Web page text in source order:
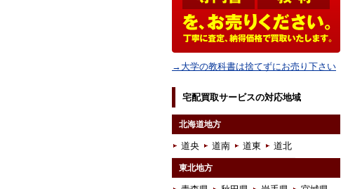
→大学の教科書は捨てずにお売り下さい
宅配買取サービスの対応地域
北海道地方
道央 道南 道東 道北
東北地方